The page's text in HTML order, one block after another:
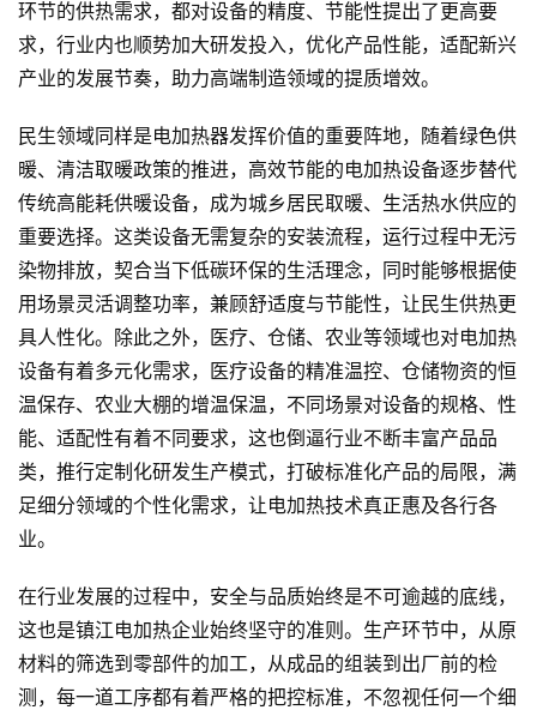
环节的供热需求，都对设备的精度、节能性提出了更高要
求，行业内也顺势加大研发投入，优化产品性能，适配新兴
产业的发展节奏，助力高端制造领域的提质增效。
民生领域同样是电加热器发挥价值的重要阵地，随着绿色供
暖、清洁取暖政策的推进，高效节能的电加热设备逐步替代
传统高能耗供暖设备，成为城乡居民取暖、生活热水供应的
重要选择。这类设备无需复杂的安装流程，运行过程中无污
染物排放，契合当下低碳环保的生活理念，同时能够根据使
用场景灵活调整功率，兼顾舒适度与节能性，让民生供热更
具人性化。除此之外，医疗、仓储、农业等领域也对电加热
设备有着多元化需求，医疗设备的精准温控、仓储物资的恒
温保存、农业大棚的增温保温，不同场景对设备的规格、性
能、适配性有着不同要求，这也倒逼行业不断丰富产品品
类，推行定制化研发生产模式，打破标准化产品的局限，满
足细分领域的个性化需求，让电加热技术真正惠及各行各
业。
在行业发展的过程中，安全与品质始终是不可逾越的底线，
这也是镇江电加热企业始终坚守的准则。生产环节中，从原
材料的筛选到零部件的加工，从成品的组装到出厂前的检
测，每一道工序都有着严格的把控标准，不忽视任何一个细